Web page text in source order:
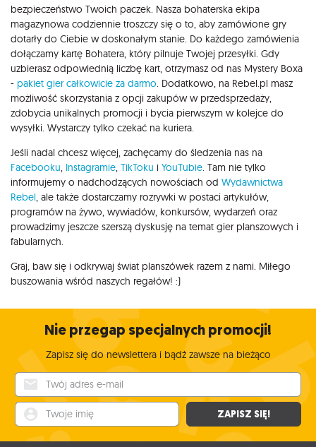
bezpieczeństwo Twoich paczek. Nasza bohaterska ekipa
magazynowa codziennie troszczy się o to, aby zamówione gry
dotarły do Ciebie w doskonałym stanie. Do każdego zamówienia
dołączamy kartę Bohatera, który pilnuje Twojej przesyłki. Gdy
uzbierasz odpowiednią liczbę kart, otrzymasz od nas Mystery Boxa
- pakiet gier całkowicie za darmo . Dodatkowo, na Rebel.pl masz
możliwość skorzystania z opcji zakupów w przedsprzedaży,
zdobycia unikalnych promocji i bycia pierwszym w kolejce do
wysyłki. Wystarczy tylko czekać na kuriera.
Jeśli nadal chcesz więcej, zachęcamy do śledzenia nas na
Facebooku Instagramie TikToku i YouTubie . Tam nie tylko
informujemy o nadchodzących nowościach od Wydawnictwa
Rebel , ale także dostarczamy rozrywki w postaci artykułów,
programów na żywo, wywiadów, konkursów, wydarzeń oraz
prowadzimy jeszcze szerszą dyskusję na temat gier planszowych i
fabularnych.
Graj, baw się i odkrywaj świat planszówek razem z nami. Miłego
buszowania wśród naszych regałów! :)
Nie przegap specjalnych promocji!
Zapisz się do newslettera i bądź zawsze na bieżąco
ZAPISZ SIĘ!